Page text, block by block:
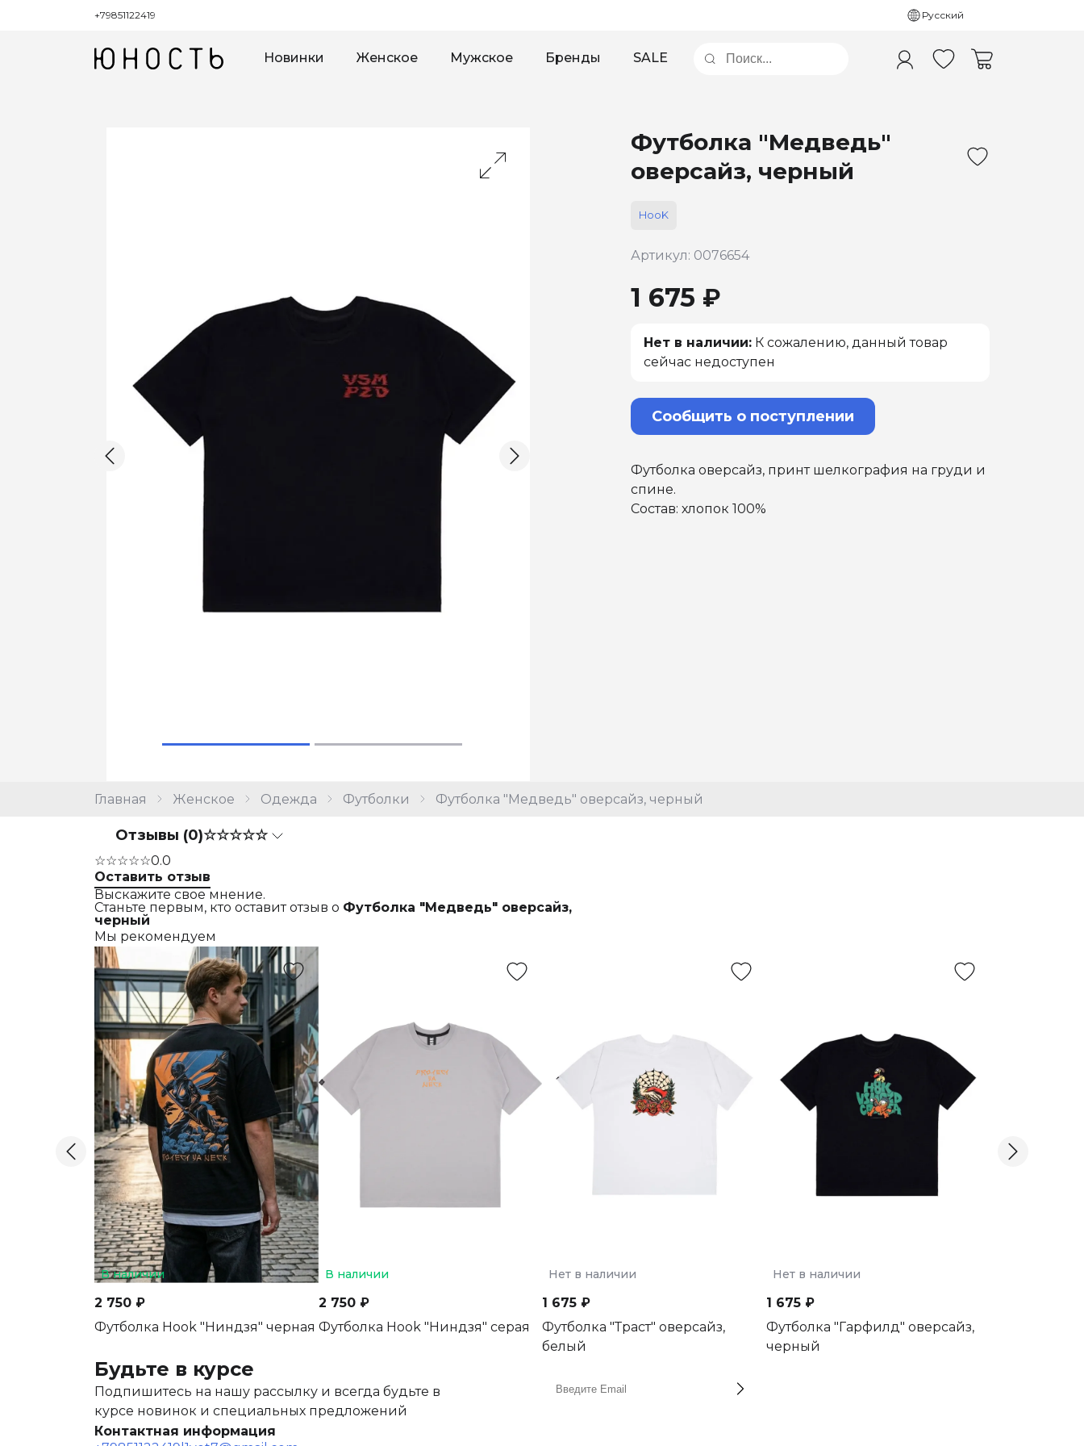
+79851122419 Русский
Новинки Женское Мужское Бренды SALE
Главная Женское Одежда Футболки Футболка "Медведь" оверсайз, черный
Футболка "Медведь"
оверсайз, черный
HooK
Артикул: 0076654
1 675 ₽
Нет в наличии: К сожалению, данный товар
сейчас недоступен
Сообщить о поступлении
Футболка оверсайз, принт шелкография на груди и
спине.
Состав: хлопок 100%
Отзывы (0)☆☆☆☆☆
☆☆☆☆☆0.0
Оставить отзыв
Выскажите свое мнение.
Станьте первым, кто оставит отзыв о Футболка "Медведь" оверсайз,
черный
Мы рекомендуем
В наличии
2 750 ₽
Футболка Hook "Ниндзя" черная
В наличии
2 750 ₽
Футболка Hook "Ниндзя" серая
Нет в наличии
1 675 ₽
Футболка "Траст" оверсайз,
белый
Нет в наличии
1 675 ₽
Футболка "Гарфилд" оверсайз,
черный
Будьте в курсе
Подпишитесь на нашу рассылку и всегда будьте в
курсе новинок и специальных предложений
Контактная информация